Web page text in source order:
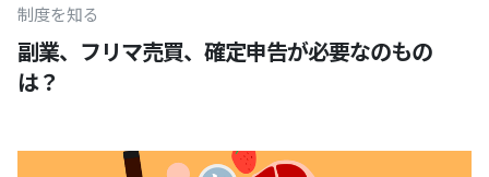
制度を知る
副業、フリマ売買、確定申告が必要なのもの
は？